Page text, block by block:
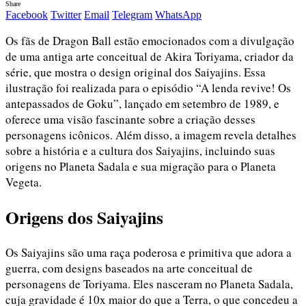
Share
Facebook Twitter Email Telegram WhatsApp
Os fãs de Dragon Ball estão emocionados com a divulgação
de uma antiga arte conceitual de Akira Toriyama, criador da
série, que mostra o design original dos Saiyajins. Essa
ilustração foi realizada para o episódio “A lenda revive! Os
antepassados de Goku”, lançado em setembro de 1989, e
oferece uma visão fascinante sobre a criação desses
personagens icônicos. Além disso, a imagem revela detalhes
sobre a história e a cultura dos Saiyajins, incluindo suas
origens no Planeta Sadala e sua migração para o Planeta
Vegeta.
Origens dos Saiyajins
Os Saiyajins são uma raça poderosa e primitiva que adora a
guerra, com designs baseados na arte conceitual de
personagens de Toriyama. Eles nasceram no Planeta Sadala,
cuja gravidade é 10x maior do que a Terra, o que concedeu a